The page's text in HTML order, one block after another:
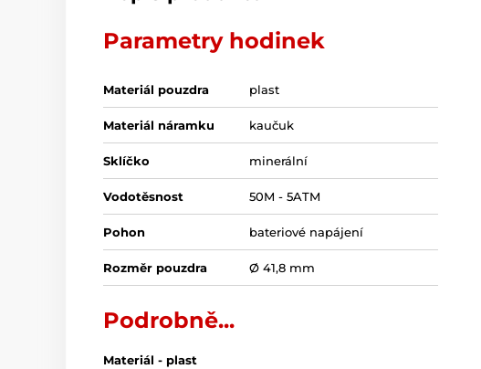
Parametry hodinek
Materiál pouzdra plast
Materiál náramku kaučuk
Sklíčko minerální
Vodotěsnost 50M - 5ATM
Pohon bateriové napájení
Rozměr pouzdra Ø 41,8 mm
Podrobně...
Materiál - plast